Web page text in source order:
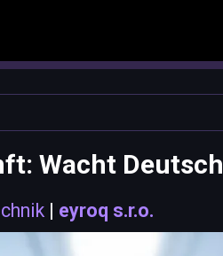
Wacht
| eyroq s.r.o.